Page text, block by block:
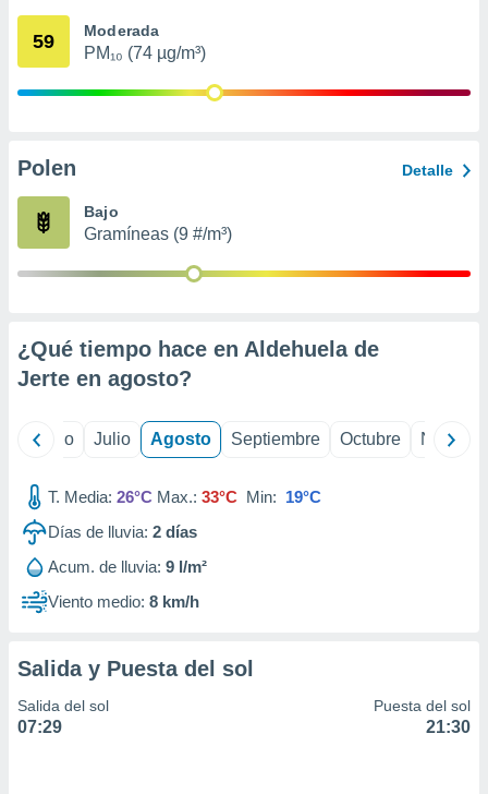
mediante
publicidad
de
59 Moderada
PM₁₀ (74 µg/m³)
Polen Detalle
Bajo
Gramíneas (9 #/m³)
¿Qué tiempo hace en Aldehuela de
Jerte en agosto?
Junio Julio Agosto Septiembre Octubre
T. Media: 26°C Max.: 33°C Min: 19°C
Días de lluvia: 2 días
Acum. de lluvia: 9 l/m²
Viento medio: 8 km/h
Salida y Puesta del sol
Salida del sol
07:29
Puesta del sol
21:30